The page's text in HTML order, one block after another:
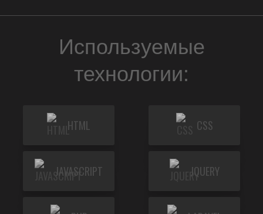
Используемые
технологии:
HTML CSS
JAVASCRIPT JQUERY